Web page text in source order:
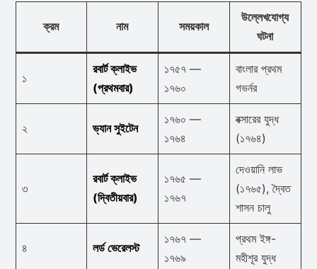
ক্রম নাম সময়কাল
উল্লেখযোগ্য
ঘটনা
১
রবার্ট ক্লাইভ
(প্রথমবার)
১৭৫৭ —
১৭৬০
বাংলার প্রথম
গভর্নর
২ ভ্যান সুইটেন
১৭৬০ —
১৭৬৪
বক্সারের যুদ্ধ
(১৭৬৪)
৩
রবার্ট ক্লাইভ
(দ্বিতীয়বার)
১৭৬৫ —
১৭৬৭
দেওয়ানি লাভ
(১৭৬৫), দ্বৈত
শাসন চালু
৪ লর্ড ভেরেলস্ট
১৭৬৭ —
১৭৬৯
প্রথম ইঙ্গ-
মহীশূর যুদ্ধ